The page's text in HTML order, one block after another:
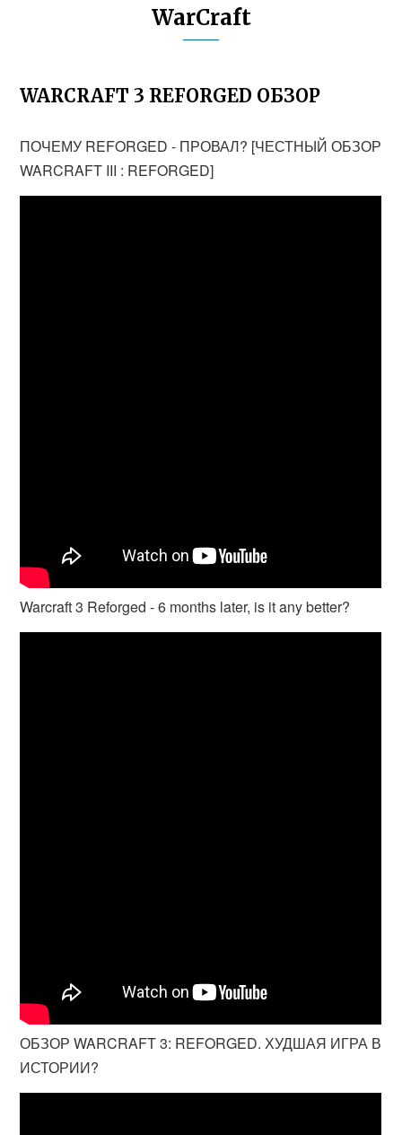
WarCraft
WARCRAFT 3 REFORGED ОБЗОР
ПОЧЕМУ REFORGED - ПРОВАЛ? [ЧЕСТНЫЙ ОБЗОР
WARCRAFT III : REFORGED]
Warcraft 3 Reforged - 6 months later, is it any better?
ОБЗОР WARCRAFT 3: REFORGED. ХУДШАЯ ИГРА В
ИСТОРИИ?